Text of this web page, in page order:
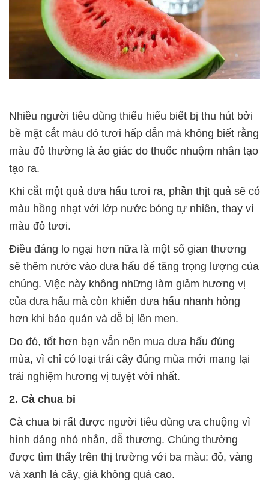
Nhiều người tiêu dùng thiếu hiểu biết bị thu hút bởi
bề mặt cắt màu đỏ tươi hấp dẫn mà không biết rằng
màu đỏ thường là ảo giác do thuốc nhuộm nhân tạo
tạo ra.
Khi cắt một quả dưa hấu tươi ra, phần thịt quả sẽ có
màu hồng nhạt với lớp nước bóng tự nhiên, thay vì
màu đỏ tươi.
Điều đáng lo ngại hơn nữa là một số gian thương
sẽ thêm nước vào dưa hấu để tăng trọng lượng của
chúng. Việc này không những làm giảm hương vị
của dưa hấu mà còn khiến dưa hấu nhanh hỏng
hơn khi bảo quản và dễ bị lên men.
Do đó, tốt hơn bạn vẫn nên mua dưa hấu đúng
mùa, vì chỉ có loại trái cây đúng mùa mới mang lại
trải nghiệm hương vị tuyệt vời nhất.
2. Cà chua bi
Cà chua bi rất được người tiêu dùng ưa chuộng vì
hình dáng nhỏ nhắn, dễ thương. Chúng thường
được tìm thấy trên thị trường với ba màu: đỏ, vàng
và xanh lá cây, giá không quá cao.